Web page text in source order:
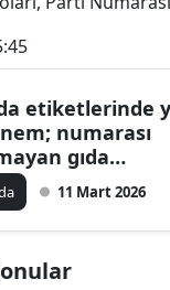
etiketlerinde
numarası
gıda
11 Mart 2026